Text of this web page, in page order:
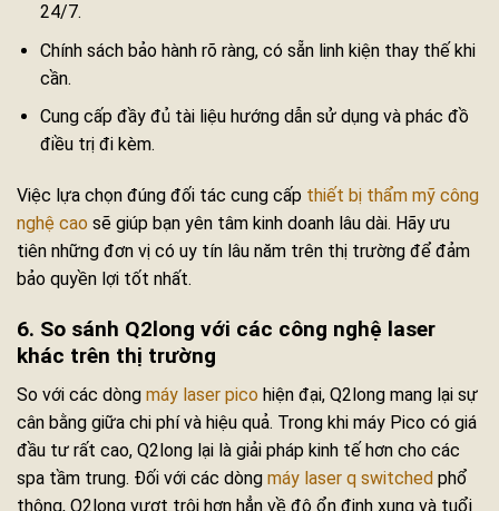
24/7.
Chính sách bảo hành rõ ràng, có sẵn linh kiện thay thế khi
cần.
Cung cấp đầy đủ tài liệu hướng dẫn sử dụng và phác đồ
điều trị đi kèm.
Việc lựa chọn đúng đối tác cung cấp thiết bị thẩm mỹ công
nghệ cao sẽ giúp bạn yên tâm kinh doanh lâu dài. Hãy ưu
tiên những đơn vị có uy tín lâu năm trên thị trường để đảm
bảo quyền lợi tốt nhất.
6. So sánh Q2long với các công nghệ laser
khác trên thị trường
So với các dòng máy laser pico hiện đại, Q2long mang lại sự
cân bằng giữa chi phí và hiệu quả. Trong khi máy Pico có giá
đầu tư rất cao, Q2long lại là giải pháp kinh tế hơn cho các
spa tầm trung. Đối với các dòng máy laser q switched phổ
thông, Q2long vượt trội hơn hẳn về độ ổn định xung và tuổi